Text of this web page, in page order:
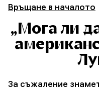
Връщане в началото
„Мога ли
За съжаление